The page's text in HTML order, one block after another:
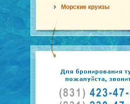
Морские круизы